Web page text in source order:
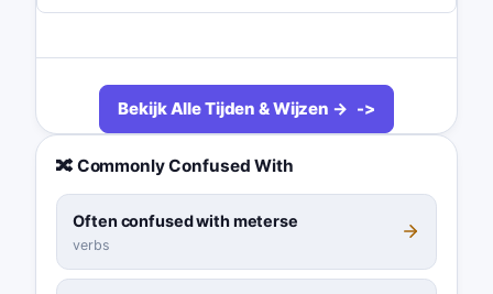
Bekijk Alle Tijden & Wijzen →
🔀 Commonly Confused With
Often confused with meterse
verbs